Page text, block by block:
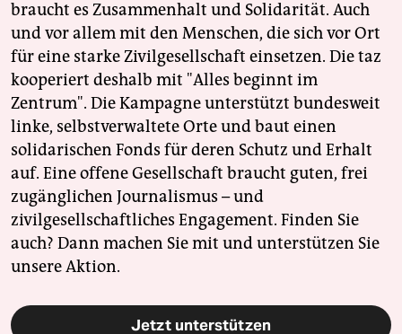
braucht es Zusammenhalt und Solidarität. Auch
und vor allem mit den Menschen, die sich vor Ort
für eine starke Zivilgesellschaft einsetzen. Die taz
kooperiert deshalb mit "Alles beginnt im
Zentrum". Die Kampagne unterstützt bundesweit
linke, selbstverwaltete Orte und baut einen
solidarischen Fonds für deren Schutz und Erhalt
auf. Eine offene Gesellschaft braucht guten, frei
zugänglichen Journalismus – und
zivilgesellschaftliches Engagement. Finden Sie
auch? Dann machen Sie mit und unterstützen Sie
unsere Aktion.
Jetzt unterstützen